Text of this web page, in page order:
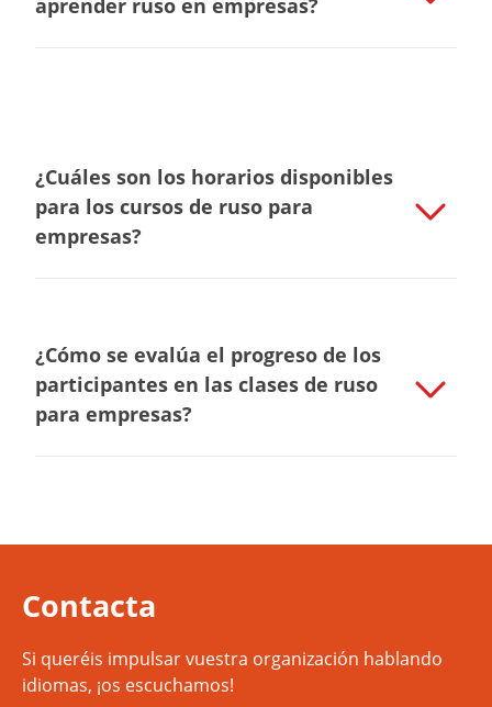
aprender ruso en empresas?
¿Cuáles son los horarios disponibles
para los cursos de ruso para
empresas?
¿Cómo se evalúa el progreso de los
participantes en las clases de ruso
para empresas?
Contacta
Si queréis impulsar vuestra organización hablando
idiomas, ¡os escuchamos!